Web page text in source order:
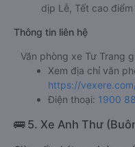
dịp Lễ, Tết cao điểm
Thông tin liên hệ
Văn phòng xe Tư Trang
Xem địa chỉ văn
https://
Điện thoại: 1900
🚌 5. Xe Anh Thư